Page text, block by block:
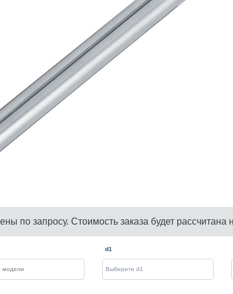
по запросу. Стоимость заказа будет
d1